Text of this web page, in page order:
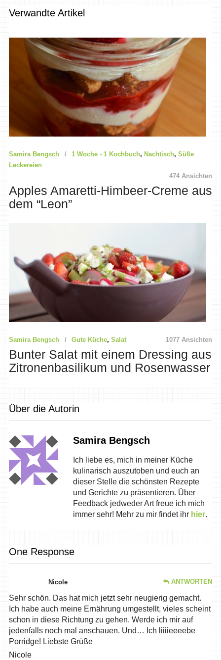
Verwandte Artikel
Samira Bengsch 1 Woche - 1 Kochbuch, Nachtisch, Süße
Leckereien
474 Ansichten
Apples Amaretti-Himbeer-Creme aus
dem “Leon”
Samira Bengsch Gute Küche, Salat 1077 Ansichten
Bunter Salat mit einem Dressing aus
Zitronenbasilikum und Rosenwasser
Über die Autorin
Samira Bengsch
Ich liebe es, mich in meiner Küche
kulinarisch auszutoben und euch an
dieser Stelle die schönsten Rezepte
und Gerichte zu präsentieren. Über
Feedback jedweder Art freue ich mich
immer sehr! Mehr zu mir findet ihr hier.
One Response
Nicole ANTWORTEN
Sehr schön. Das hat mich jetzt sehr neugierig gemacht.
Ich habe auch meine Ernährung umgestellt, vieles scheint
schon in diese Richtung zu gehen. Werde ich mir auf
jedenfalls noch mal anschauen. Und… Ich liiiieeeebe
Porridge! Liebste Grüße
Nicole